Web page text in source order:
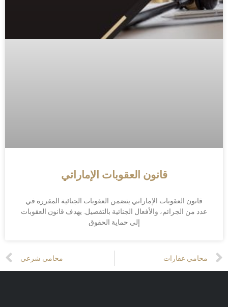
قانون العقوبات الإماراتي
قانون العقوبات الإماراتي يتضمن العقوبات الجنائية المقررة في
عدد من الجرائم، والأفعال الجنائية بالتفصيل. يهدف قانون العقوبات
إلى حماية الحقوق
Prev
محامي عقارات محامي شرعي